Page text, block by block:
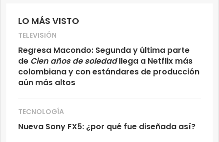
LO MÁS VISTO
TELEVISIÓN
Regresa Macondo: Segunda y última parte
de Cien años de soledadllega a Netflix más
colombiana y con estándares de producción
aún más altos
TECNOLOGÍA
Nueva Sony FX5: ¿por qué fue diseñada así?